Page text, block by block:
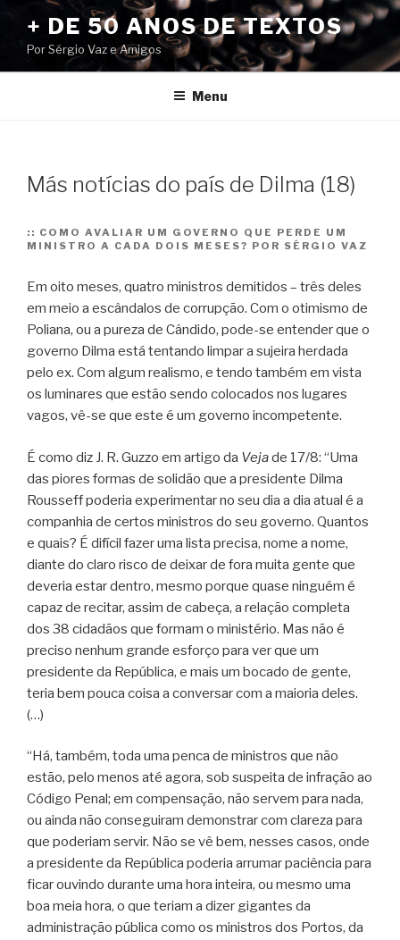
conteúdo
+ DE 50 ANOS DE TEXTOS
Por Sérgio Vaz e Amigos
Menu
Más notícias do país de Dilma (18)
:: COMO AVALIAR UM GOVERNO QUE PERDE UM
MINISTRO A CADA DOIS MESES? POR SÉRGIO VAZ
Em oito meses, quatro ministros demitidos – três deles
em meio a escândalos de corrupção. Com o otimismo de
Poliana, ou a pureza de Cândido, pode-se entender que o
governo Dilma está tentando limpar a sujeira herdada
pelo ex. Com algum realismo, e tendo também em vista
os luminares que estão sendo colocados nos lugares
vagos, vê-se que este é um governo incompetente.
É como diz J. R. Guzzo em artigo da Vejade 17/8: “Uma
das piores formas de solidão que a presidente Dilma
Rousseff poderia experimentar no seu dia a dia atual é a
companhia de certos ministros do seu governo. Quantos
e quais? É difícil fazer uma lista precisa, nome a nome,
diante do claro risco de deixar de fora muita gente que
deveria estar dentro, mesmo porque quase ninguém é
capaz de recitar, assim de cabeça, a relação completa
dos 38 cidadãos que formam o ministério. Mas não é
preciso nenhum grande esforço para ver que um
presidente da República, e mais um bocado de gente,
teria bem pouca coisa a conversar com a maioria deles.
(…)
“Há, também, toda uma penca de ministros que não
estão, pelo menos até agora, sob suspeita de infração ao
Código Penal; em compensação, não servem para nada,
ou ainda não conseguiram demonstrar com clareza para
que poderiam servir. Não se vê bem, nesses casos, onde
a presidente da República poderia arrumar paciência para
ficar ouvindo durante uma hora inteira, ou mesmo uma
boa meia hora, o que teriam a dizer gigantes da
administração pública como os ministros dos Portos, da